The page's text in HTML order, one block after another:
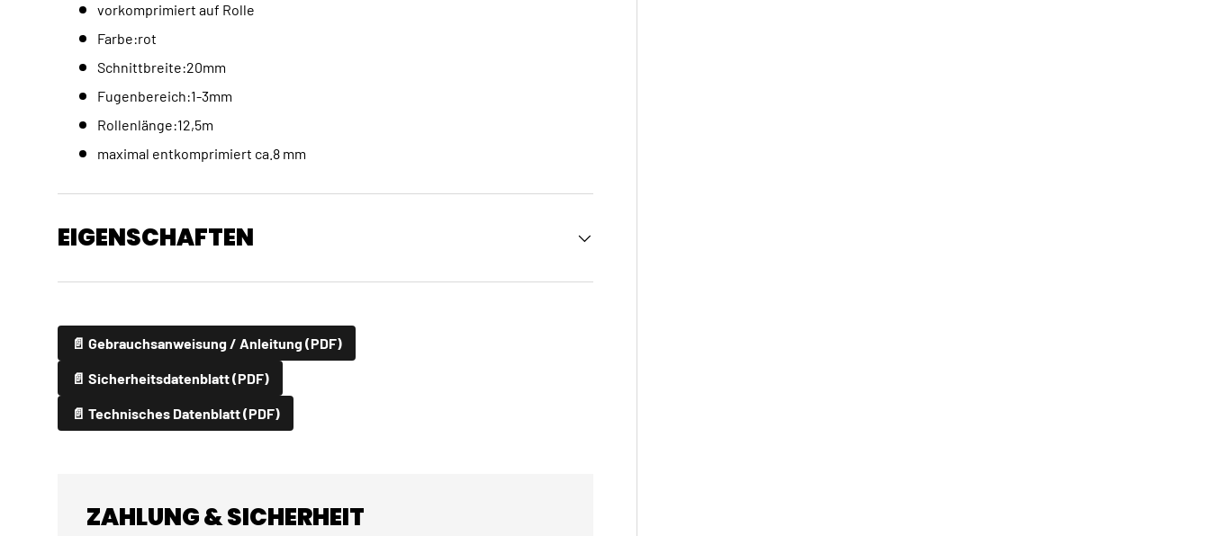
vorkomprimiert auf Rolle
Farbe:rot
Schnittbreite:20mm
Fugenbereich:1-3mm
Rollenlänge:12,5m
maximal entkomprimiert ca.8 mm
EIGENSCHAFTEN
📄 Gebrauchsanweisung / Anleitung (PDF)
📄 Sicherheitsdatenblatt (PDF)
📄 Technisches Datenblatt (PDF)
ZAHLUNG & SICHERHEIT